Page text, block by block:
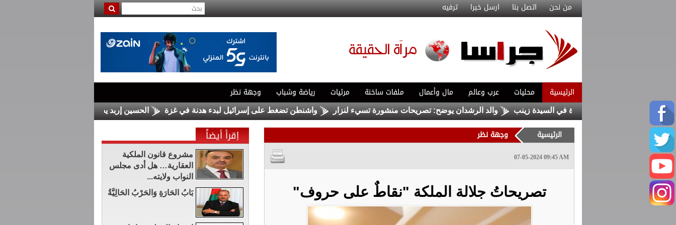
من نحن اتصل بنا ارسل خبرا ترفيه
الرئيسية محليات عرب وعالم مال وأعمال ملفات ساخنة مرئيات رياضة وشباب وجهة نظر
داعش حاولا زرع عبوة في السيدة زينب والد الرشدان يوضح: تصريحات منشورة تسيء لنزار واشنطن تضغط على إسرائيل لبدء هدنة في غزة الحسين إربد يضم السلمان من الرمثا
الرئيسية وجهة نظر
07-05-2024 09:45 AM
تصريحاتُ جلالة الملكة "نقاطٌ على حروف"
إقرأ أيضاً
مشروع قانون الملكية
العقارية… هل أدى مجلس
النواب ولايته...
بَابُ الحَارَةِ وَالحَرْبُ الحَالِيَّةُ